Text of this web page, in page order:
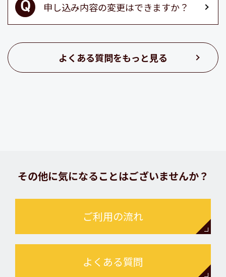
申し込み内容の変更はできますか？
よくある質問をもっと見る
その他に気になることはございませんか？
ご利用の流れ
よくある質問